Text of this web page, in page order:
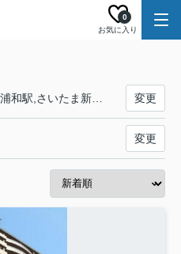
お気に入り
0
変更
変更